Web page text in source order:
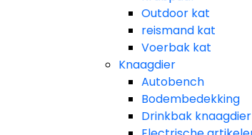
Outdoor kat
reismand kat​
Voerbak kat
Knaagdier
Autobench
Bodembedekking
Drinkbak knaagdier